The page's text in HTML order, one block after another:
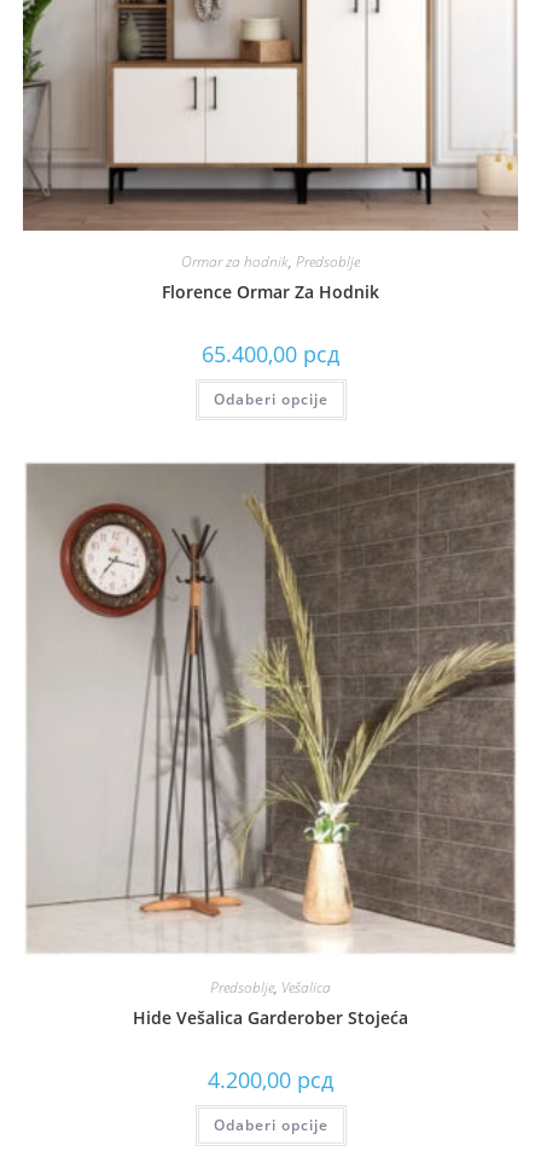
Ormar za hodnik, Predsoblje
Florence Ormar Za Hodnik
65.400,00 рсд
Odaberi opcije
Predsoblje, Vešalica
Hide Vešalica Garderober Stojeća
4.200,00 рсд
Odaberi opcije